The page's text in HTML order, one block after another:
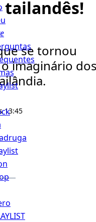
tailandês!
se tornou
imaginário
13:45